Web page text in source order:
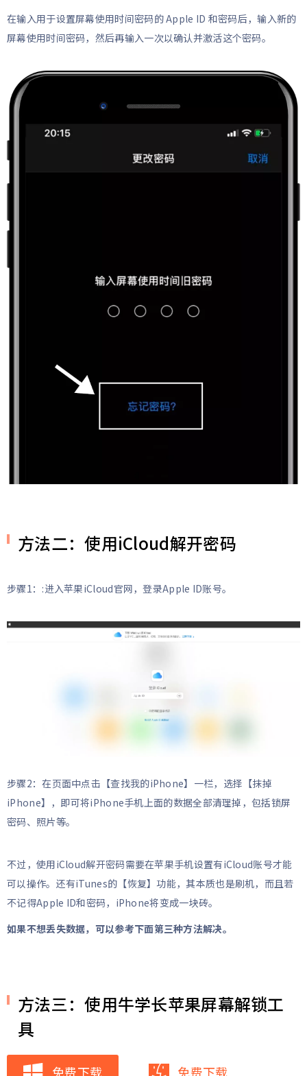
在输入用于设置屏幕使用时间密码的 Apple ID 和密码后，输入新的
屏幕使用时间密码，然后再输入一次以确认并激活这个密码。
方法二：使用iCloud解开密码
步骤1：:进入苹果iCloud官网，登录Apple ID账号。
步骤2：在页面中点击【查找我的iPhone】一栏，选择【抹掉
iPhone】，即可将iPhone手机上面的数据全部清理掉，包括锁屏
密码、照片等。
不过，使用iCloud解开密码需要在苹果手机设置有iCloud账号才能
可以操作。还有iTunes的【恢复】功能，其本质也是刷机，而且若
不记得Apple ID和密码，iPhone将变成一块砖。
如果不想丢失数据，可以参考下面第三种方法解决。
方法三：使用牛学长苹果屏幕解锁工
具
免费下载 免费下载